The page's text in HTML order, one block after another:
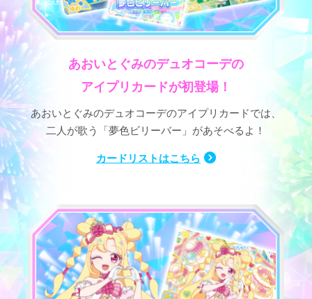
あおいとぐみのデュオコーデの
アイプリカードが初登場！
あおいとぐみのデュオコーデのアイプリカードでは、
二人が歌う「夢色ビリーバー」があそべるよ！
カードリストはこちら